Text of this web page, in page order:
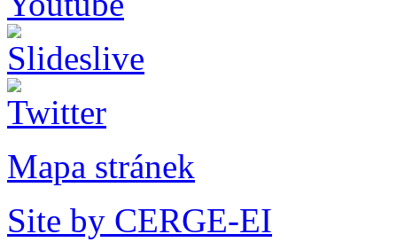
Mapa stránek
Site by CERGE-EI